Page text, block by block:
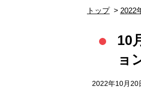
トップ 2022
10
ョ
2022年10月20